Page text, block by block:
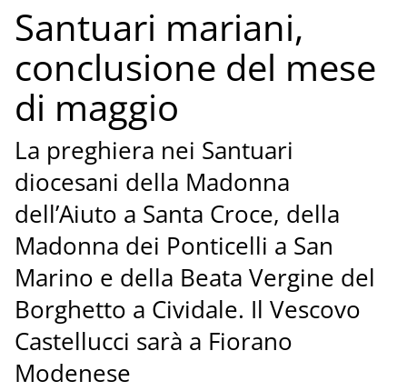
Santuari mariani,
conclusione del mese
di maggio
La preghiera nei Santuari
diocesani della Madonna
dell’Aiuto a Santa Croce, della
Madonna dei Ponticelli a San
Marino e della Beata Vergine del
Borghetto a Cividale. Il Vescovo
Castellucci sarà a Fiorano
Modenese